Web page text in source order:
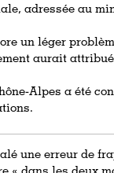
adressée au
un léger
aurait
Alpes a été
une erreur de